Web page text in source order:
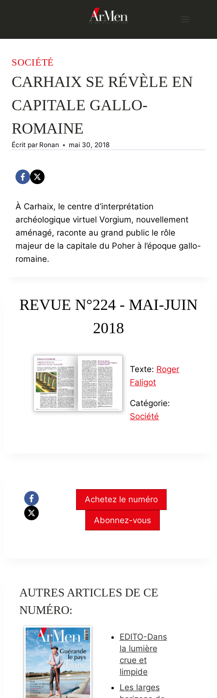
SOCIÉTÉ
CARHAIX SE RÉVÈLE EN
CAPITALE GALLO-
ROMAINE
Écrit par Ronan mai 30, 2018
À Carhaix, le centre d’interprétation
archéologique virtuel Vorgium, nouvellement
aménagé, raconte au grand public le rôle
majeur de la capitale du Poher à l’époque gallo-
romaine.
REVUE N°224 - MAI-JUIN
2018
Texte: Roger
Faligot
Catégorie:
Société
Achetez le numéro
Abonnez-vous
AUTRES ARTICLES DE CE
NUMÉRO:
EDITO-Dans
la lumière
crue et
limpide
Les larges